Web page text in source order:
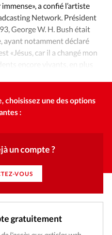
chrétienne
Chronique
Culture
Génération réveil
Monde
Relations Aujourd'hui
a confié l’artiste
Network. Président
George W. H. Bush était
ayant notamment déclaré
«Jésus, car il a changé mon
encore vivants, en plus
une des options
:
un compte ?
VOUS
gratuitement